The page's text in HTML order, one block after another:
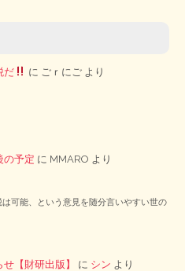
だ に ごｒにご より
の予定 に MMARO より
可能、という意見を随分言いやすい世の
【財研出版】 に シン より